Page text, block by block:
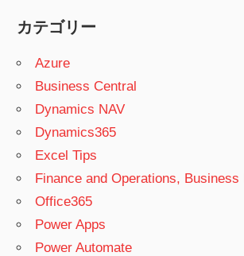
カテゴリー
Azure
Business Central
Dynamics NAV
Dynamics365
Excel Tips
Finance and Operations, Business
Office365
Power Apps
Power Automate